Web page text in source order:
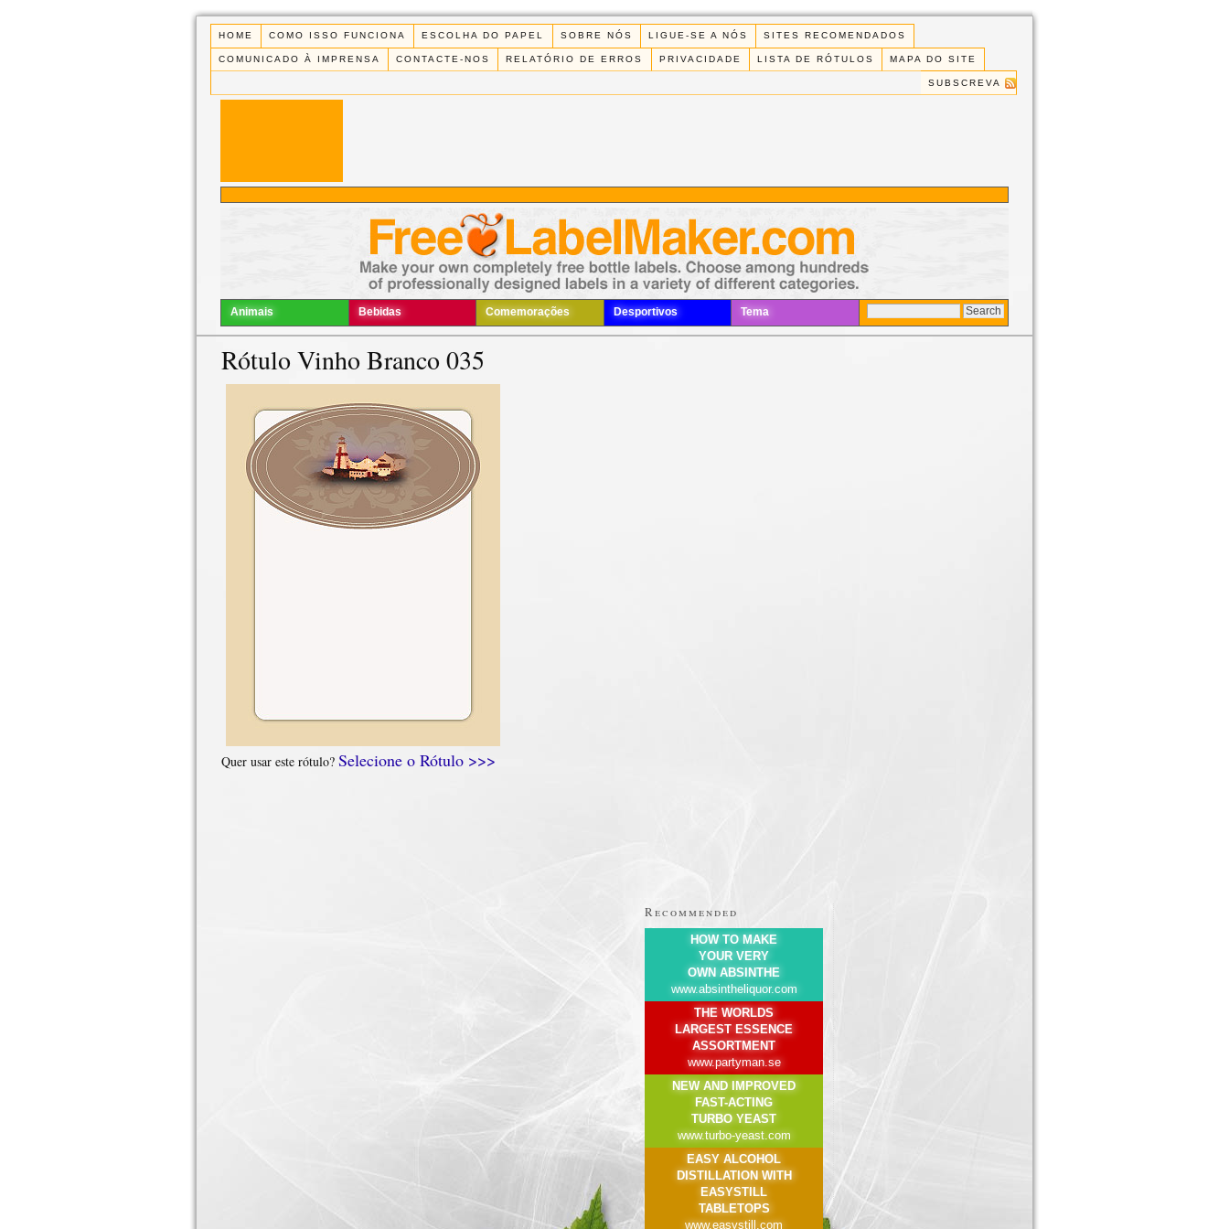
HOME COMO ISSO FUNCIONA ESCOLHA DO PAPEL SOBRE NÓS LIGUE-SE A NÓS SITES RECOMENDADOS
COMUNICADO À IMPRENSA CONTACTE-NOS RELATÓRIO DE ERROS PRIVACIDADE LISTA DE RÓTULOS MAPA DO SITE
SUBSCREVA
Animais Bebidas Comemorações Desportivos Tema
Rótulo Vinho Branco 035
Quer usar este rótulo? Selecione o Rótulo >>>
Recommended
HOW TO MAKE
YOUR VERY
OWN ABSINTHE
www.absintheliquor.com
THE WORLDS
LARGEST ESSENCE
ASSORTMENT
www.partyman.se
NEW AND IMPROVED
FAST-ACTING
TURBO YEAST
www.turbo-yeast.com
EASY ALCOHOL
DISTILLATION WITH
EASYSTILL
TABLETOPS
www.easystill.com